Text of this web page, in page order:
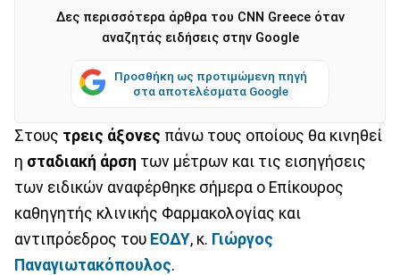
Δες περισσότερα άρθρα του CNN Greece όταν
αναζητάς ειδήσεις στην Google
Προσθήκη ως προτιμώμενη πηγή
στα αποτελέσματα Google
Στους τρεις άξονες πάνω τους οποίους θα κινηθεί
η σταδιακή άρση των μέτρων και τις εισηγήσεις
των ειδικών αναφέρθηκε σήμερα ο Επίκουρος
καθηγητής κλινικής Φαρμακολογίας και
αντιπρόεδρος του ΕΟΔΥ, κ. Γιώργος
Παναγιωτακόπουλος.